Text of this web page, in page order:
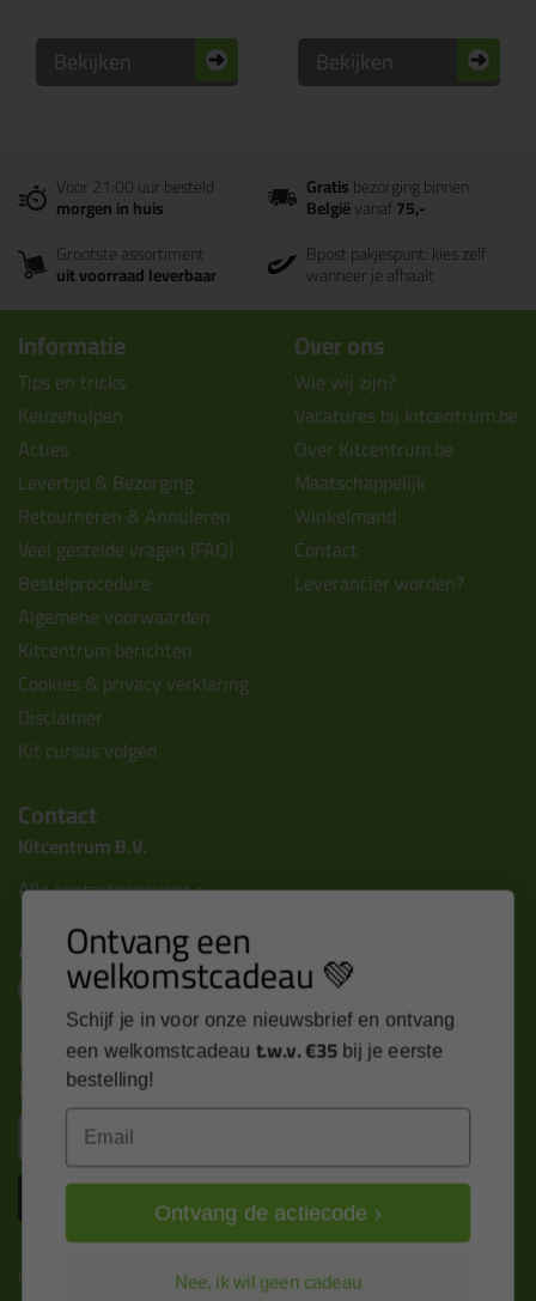
Bekijken Bekijken
Voor 21:00 uur besteld
morgen in huis
Gratisbezorging binnen
Belgiëvanaf75,-
Grootste assortiment
uit voorraad leverbaar
Bpost pakjespunt: kies zelf
wanneer je afhaalt
Informatie
Tips en tricks
Keuzehulpen
Acties
Levertijd & Bezorging
Retourneren & Annuleren
Veel gestelde vragen (FAQ)
Bestelprocedure
Algemene voorwaarden
Kitcentrum berichten
Cookies & privacy verklaring
Disclaimer
Kit cursus volgen
Over ons
Wie wij zijn?
Vacatures bij kitcentrum.be
Over Kitcentrum.be
Maatschappelijk
Winkelmand
Contact
Leverancier worden?
Contact
Kitcentrum B.V.
Alle contactgegevens >
Altijd op de hoogte blijven?
Nieuws, tips en exclusieve deals rechtstreeks in je
inbox
Inschrijven
Kitcentrum is trots op:
Ontvang een
welkomstcadeau 💚
Schijf je in voor onze nieuwsbrief en ontvang
een welkomstcadeau t.w.v. €35 bij je eerste
bestelling!
Ontvang de actiecode ›
Nee, ik wil geen cadeau